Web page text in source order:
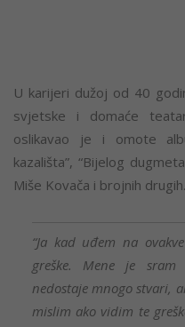
U karijeri dužoj od 40
svjetske i domaće
oslikavao je i omote
kazališta”, “Bijelog
Miše Kovača i brojnih drugih.
“Ja kad uđem na
greške. Mene je
nedostaje mnogo stvari,
mislim ako vidim te